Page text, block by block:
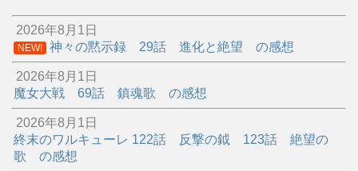
2026年8月1日
NEW! 神々の黙示録 29話 進化と絶望 の感想
2026年8月1日
魔女大戦 69話 鎮魂歌 の感想
2026年8月1日
終末のワルキューレ 122話 反撃の鉞 123話 絶望の
歌 の感想